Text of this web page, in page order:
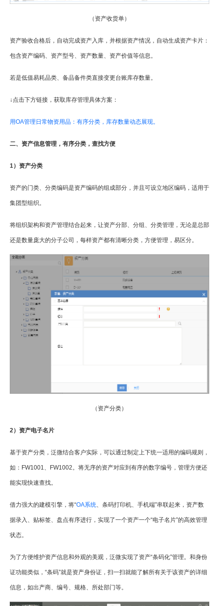
（资产收货单）
资产验收合格后，自动完成资产入库，并根据资产情况，自动生成资产卡片：
包含资产编码、资产型号、资产数量、资产价值等信息。
若是低值易耗品类、备品备件类直接变更台账库存数量。
↓点击下方链接，获取库存管理具体方案：
用OA管理日常物资用品：有序分类，库存数量动态展现。
二、资产信息管理，有序分类，查找方便
1）资产分类
资产的门类、分类编码是资产编码的组成部分，并且可设立地区编码，适用于
集团型组织。
将组织架构和资产管理结合起来，让资产分部、分组、分类管理，无论是总部
还是数量庞大的分子公司，每样资产都有清晰分类，方便管理，易区分。
（资产分类）
2）资产电子名片
基于资产分类，泛微结合客户实际，可以通过制定上下统一适用的编码规则，
如：FW1001、FW1002。将无序的资产对应到有序的数字编号，管理方便还
能实现快速查找。
借力强大的建模引擎，将“OA系统、条码打印机、手机端”串联起来，资产数
据录入、贴标签、盘点有序进行，实现了一个资产一个“电子名片”的高效管理
状态。
为了方便维护资产信息和外观的美观，泛微实现了资产“条码化”管理。和身份
证功能类似，“条码”就是资产身份证，扫一扫就能了解所有关于该资产的详细
信息，如出产商、编号、规格、所处部门等。